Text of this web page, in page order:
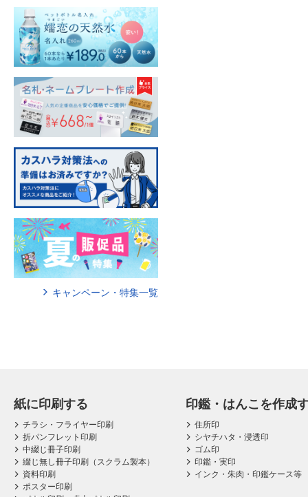
キャンペーン・特集一覧
紙に印刷する
チラシ・フライヤー印刷
折パンフレット印刷
中綴じ冊子印刷
綴じ無し冊子印刷（スクラム製本）
資料印刷
ポスター印刷
印鑑・はんこを作成
住所印
シヤチハタ・浸透印
ゴム印
印鑑・実印
インク・朱肉・印鑑ケース等